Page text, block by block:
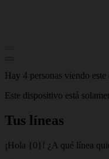
Hay 4 personas viendo
Este dispositivo está
Tus líneas
¡Hola {0}! ¿A qué línea